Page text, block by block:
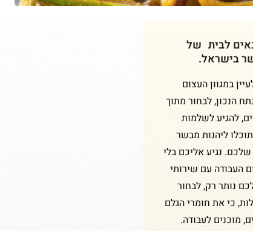
לבית של
בישראל.
במגוון העצום
הנכון, לבחור מתוך
להגיע לשלמות
ליהנות מבשר
נגיע אליכם בלי
העבודה עם שירותי
נותר רק, לבחור
כי את חומרי הגלם
מוכנים לעבודה.